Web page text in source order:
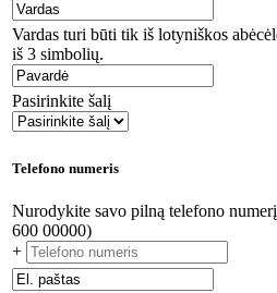
Vardas turi būti tik iš lotyniškos
iš 3 simbolių.
Pasirinkite šalį
Telefono numeris
Nurodykite savo pilną telefono
600 00000)
+